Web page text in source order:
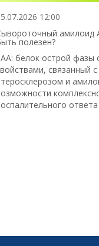
12:00
амилоид
полезен?
белок острой
связанный
и
ответа